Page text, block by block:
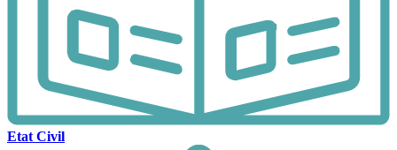
Etat Civil